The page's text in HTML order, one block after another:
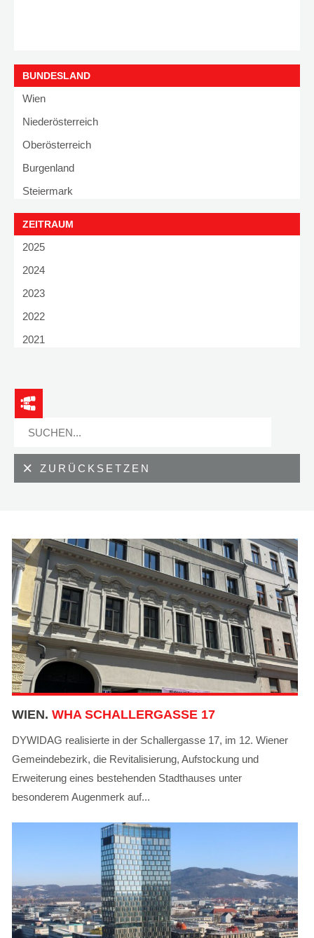
BUNDESLAND
Wien
Niederösterreich
Oberösterreich
Burgenland
Steiermark
Kärnten
Salzburg
ZEITRAUM
2025
2024
2023
2022
2021
2018
2017
2016
2012
2011
2010
2009
2008
ZURÜCKSETZEN
WIEN. WHA SCHALLERGASSE 17
DYWIDAG realisierte in der Schallergasse 17, im 12. Wiener
Gemeindebezirk, die Revitalisierung, Aufstockung und
Erweiterung eines bestehenden Stadthauses unter
besonderem Augenmerk auf...